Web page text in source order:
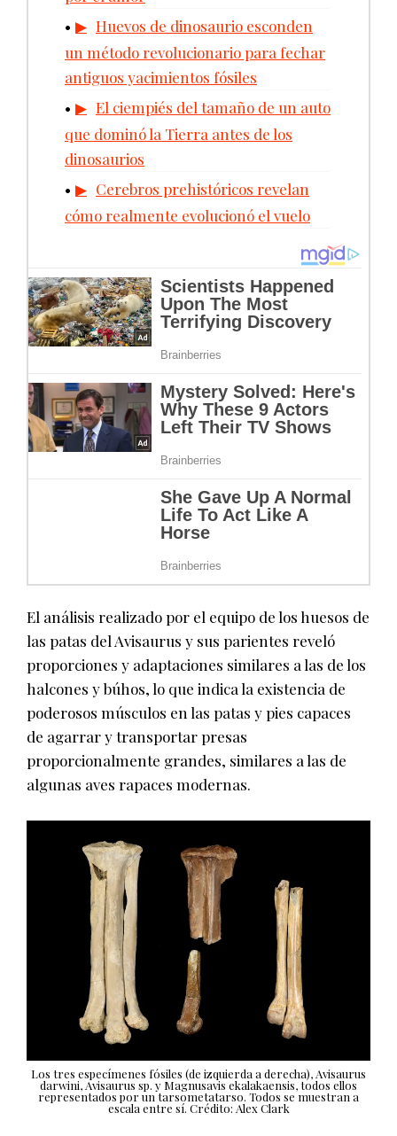
Huevos de dinosaurio esconden
un método revolucionario para fechar
antiguos yacimientos fósiles
El ciempiés del tamaño de un auto
que dominó la Tierra antes de los
dinosaurios
Cerebros prehistóricos revelan
cómo realmente evolucionó el vuelo
El análisis realizado por el equipo de los huesos de
las patas del Avisaurus y sus parientes reveló
proporciones y adaptaciones similares a las de los
halcones y búhos, lo que indica la existencia de
poderosos músculos en las patas y pies capaces
de agarrar y transportar presas
proporcionalmente grandes, similares a las de
algunas aves rapaces modernas.
Los tres especímenes fósiles (de izquierda a derecha), Avisaurus
darwini, Avisaurus sp. y Magnusavis ekalakaensis, todos ellos
representados por un tarsometatarso. Todos se muestran a
escala entre sí. Crédito: Alex Clark